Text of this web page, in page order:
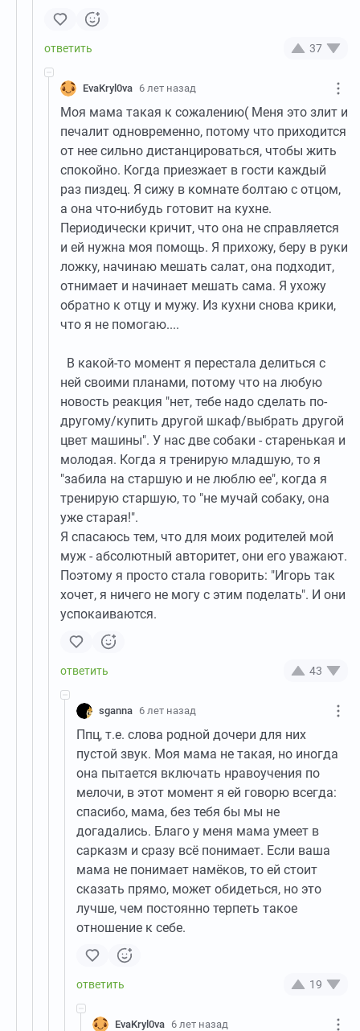
37
EvaKryl0va 6 лет назад
Моя мама такая к сожалению( Меня это злит и
печалит одновременно, потому что приходится
от нее сильно дистанцироваться, чтобы жить
спокойно. Когда приезжает в гости каждый
раз пиздец. Я сижу в комнате болтаю с отцом,
а она что-нибудь готовит на кухне.
Периодически кричит, что она не справляется
и ей нужна моя помощь. Я прихожу, беру в руки
ложку, начинаю мешать салат, она подходит,
отнимает и начинает мешать сама. Я ухожу
обратно к отцу и мужу. Из кухни снова крики,
что я не помогаю....
В какой-то момент я перестала делиться с
ней своими планами, потому что на любую
новость реакция "нет, тебе надо сделать по-
другому/купить другой шкаф/выбрать другой
цвет машины". У нас две собаки - старенькая и
молодая. Когда я тренирую младшую, то я
"забила на старшую и не люблю ее", когда я
тренирую старшую, то "не мучай собаку, она
уже старая!".
Я спасаюсь тем, что для моих родителей мой
муж - абсолютный авторитет, они его уважают.
Поэтому я просто стала говорить: "Игорь так
хочет, я ничего не могу с этим поделать". И они
успокаиваются.
43
sganna 6 лет назад
Ппц, т.е. слова родной дочери для них
пустой звук. Моя мама не такая, но иногда
она пытается включать нравоучения по
мелочи, в этот момент я ей говорю всегда:
спасибо, мама, без тебя бы мы не
догадались. Благо у меня мама умеет в
сарказм и сразу всё понимает. Если ваша
мама не понимает намёков, то ей стоит
сказать прямо, может обидеться, но это
лучше, чем постоянно терпеть такое
отношение к себе.
19
EvaKryl0va 6 лет назад